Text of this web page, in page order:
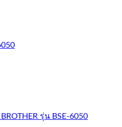
รุ่น BSE-6050